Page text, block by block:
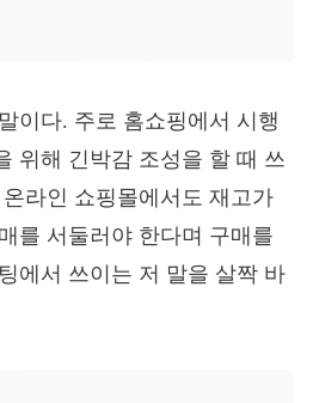
이다. 주로 홈쇼핑에서 시행
위해 긴박감 조성을 할 때 쓰
라인 쇼핑몰에서도 재고가
를 서둘러야 한다며 구매를
에서 쓰이는 저 말을 살짝 바